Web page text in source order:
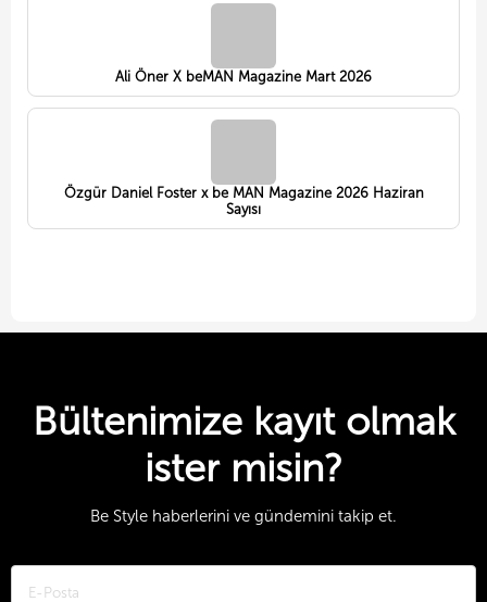
Ali Öner X beMAN Magazine Mart 2026
Özgür Daniel Foster x be MAN Magazine 2026 Haziran
Sayısı
Bültenimize kayıt olmak
ister misin?
Be Style haberlerini ve gündemini takip et.